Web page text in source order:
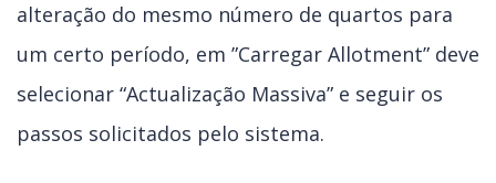
alteração do mesmo número de quartos para
um certo período, em ”Carregar Allotment” deve
selecionar “Actualização Massiva” e seguir os
passos solicitados pelo sistema.